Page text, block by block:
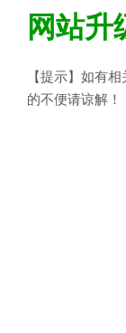
网站升
【提示】如有
的不便请谅解！